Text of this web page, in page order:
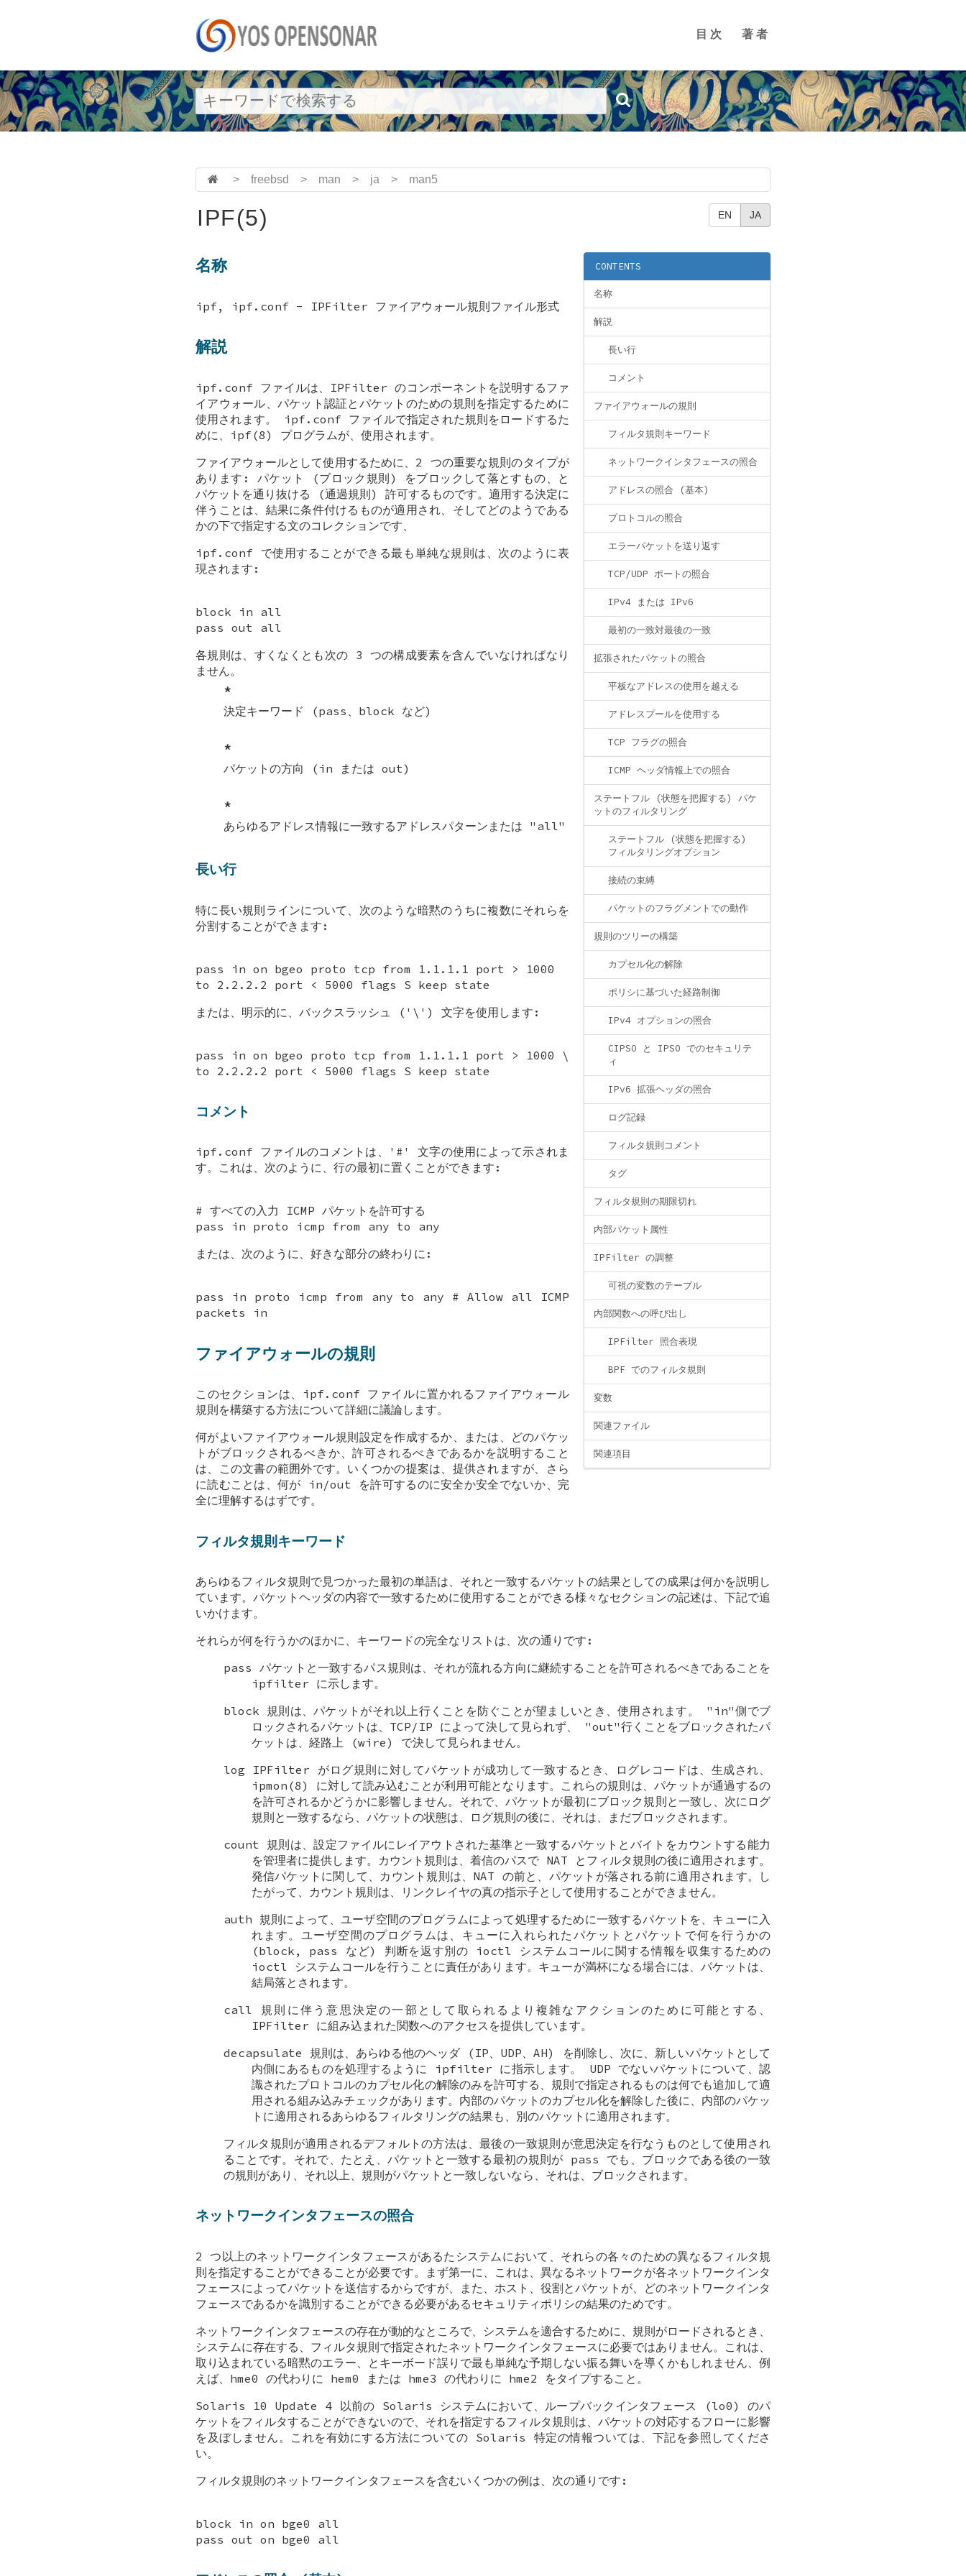
目次 著者
> freebsd > man > ja > man5
EN JA
IPF(5)
CONTENTS
名称
解説
長い行
コメント
ファイアウォールの規則
フィルタ規則キーワード
ネットワークインタフェースの照合
アドレスの照合 (基本)
プロトコルの照合
エラーパケットを送り返す
TCP/UDP ポートの照合
IPv4 または IPv6
最初の一致対最後の一致
拡張されたパケットの照合
平板なアドレスの使用を越える
アドレスプールを使用する
TCP フラグの照合
ICMP ヘッダ情報上での照合
ステートフル (状態を把握する) パケ
ットのフィルタリング
ステートフル (状態を把握する)
フィルタリングオプション
接続の束縛
パケットのフラグメントでの動作
規則のツリーの構築
カプセル化の解除
ポリシに基づいた経路制御
IPv4 オプションの照合
CIPSO と IPSO でのセキュリテ
ィ
IPv6 拡張ヘッダの照合
ログ記録
フィルタ規則コメント
タグ
フィルタ規則の期限切れ
内部パケット属性
IPFilter の調整
可視の変数のテーブル
内部関数への呼び出し
IPFilter 照合表現
BPF でのフィルタ規則
変数
関連ファイル
関連項目
名称
ipf, ipf.conf - IPFilter ファイアウォール規則ファイル形式
解説
ipf.conf ファイルは、IPFilter のコンポーネントを説明するファ
イアウォール、パケット認証とパケットのための規則を指定するために
使用されます。 ipf.conf ファイルで指定された規則をロードするた
めに、ipf(8) プログラムが、使用されます。
ファイアウォールとして使用するために、2 つの重要な規則のタイプが
あります: パケット (ブロック規則) をブロックして落とすもの、と
パケットを通り抜ける (通過規則) 許可するものです。適用する決定に
伴うことは、結果に条件付けるものが適用され、そしてどのようである
かの下で指定する文のコレクションです、
ipf.conf で使用することができる最も単純な規則は、次のように表
現されます:
block in all
pass out all
各規則は、すくなくとも次の 3 つの構成要素を含んでいなければなり
ません。
*
決定キーワード (pass、block など)
*
パケットの方向 (in または out)
*
あらゆるアドレス情報に一致するアドレスパターンまたは "all"
長い行
特に長い規則ラインについて、次のような暗黙のうちに複数にそれらを
分割することができます:
pass in on bgeo proto tcp from 1.1.1.1 port > 1000
to 2.2.2.2 port < 5000 flags S keep state
または、明示的に、バックスラッシュ ('\') 文字を使用します:
pass in on bgeo proto tcp from 1.1.1.1 port > 1000 \
to 2.2.2.2 port < 5000 flags S keep state
コメント
ipf.conf ファイルのコメントは、'#' 文字の使用によって示されま
す。これは、次のように、行の最初に置くことができます:
# すべての入力 ICMP パケットを許可する
pass in proto icmp from any to any
または、次のように、好きな部分の終わりに:
pass in proto icmp from any to any # Allow all ICMP
packets in
ファイアウォールの規則
このセクションは、ipf.conf ファイルに置かれるファイアウォール
規則を構築する方法について詳細に議論します。
何がよいファイアウォール規則設定を作成するか、または、どのパケッ
トがブロックされるべきか、許可されるべきであるかを説明すること
は、この文書の範囲外です。いくつかの提案は、提供されますが、さら
に読むことは、何が in/out を許可するのに安全か安全でないか、完
全に理解するはずです。
フィルタ規則キーワード
あらゆるフィルタ規則で見つかった最初の単語は、それと一致するパケットの結果としての成果は何かを説明し
ています。パケットヘッダの内容で一致するために使用することができる様々なセクションの記述は、下記で追
いかけます。
それらが何を行うかのほかに、キーワードの完全なリストは、次の通りです:
pass パケットと一致するパス規則は、それが流れる方向に継続することを許可されるべきであることを
ipfilter に示します。
block 規則は、パケットがそれ以上行くことを防ぐことが望ましいとき、使用されます。 "in"側でブ
ロックされるパケットは、TCP/IP によって決して見られず、 "out"行くことをブロックされたパ
ケットは、経路上 (wire) で決して見られません。
log IPFilter がログ規則に対してパケットが成功して一致するとき、ログレコードは、生成され、
ipmon(8) に対して読み込むことが利用可能となります。これらの規則は、パケットが通過するの
を許可されるかどうかに影響しません。それで、パケットが最初にブロック規則と一致し、次にログ
規則と一致するなら、パケットの状態は、ログ規則の後に、それは、まだブロックされます。
count 規則は、設定ファイルにレイアウトされた基準と一致するパケットとバイトをカウントする能力
を管理者に提供します。カウント規則は、着信のパスで NAT とフィルタ規則の後に適用されます。
発信パケットに関して、カウント規則は、NAT の前と、パケットが落される前に適用されます。し
たがって、カウント規則は、リンクレイヤの真の指示子として使用することができません。
auth 規則によって、ユーザ空間のプログラムによって処理するために一致するパケットを、キューに入
れます。ユーザ空間のプログラムは、キューに入れられたパケットとパケットで何を行うかの
(block, pass など) 判断を返す別の ioctl システムコールに関する情報を収集するための
ioctl システムコールを行うことに責任があります。キューが満杯になる場合には、パケットは、
結局落とされます。
call 規則に伴う意思決定の一部として取られるより複雑なアクションのために可能とする、
IPFilter に組み込まれた関数へのアクセスを提供しています。
decapsulate 規則は、あらゆる他のヘッダ (IP、UDP、AH) を削除し、次に、新しいパケットとして
内側にあるものを処理するように ipfilter に指示します。 UDP でないパケットについて、認
識されたプロトコルのカプセル化の解除のみを許可する、規則で指定されるものは何でも追加して適
用される組み込みチェックがあります。内部のパケットのカプセル化を解除した後に、内部のパケッ
トに適用されるあらゆるフィルタリングの結果も、別のパケットに適用されます。
フィルタ規則が適用されるデフォルトの方法は、最後の一致規則が意思決定を行なうものとして使用され
ることです。それで、たとえ、パケットと一致する最初の規則が pass でも、ブロックである後の一致
の規則があり、それ以上、規則がパケットと一致しないなら、それは、ブロックされます。
ネットワークインタフェースの照合
2 つ以上のネットワークインタフェースがあるたシステムにおいて、それらの各々のための異なるフィルタ規
則を指定することができることが必要です。まず第一に、これは、異なるネットワークが各ネットワークインタ
フェースによってパケットを送信するからですが、また、ホスト、役割とパケットが、どのネットワークインタ
フェースであるかを識別することができる必要があるセキュリティポリシの結果のためです。
ネットワークインタフェースの存在が動的なところで、システムを適合するために、規則がロードされるとき、
システムに存在する、フィルタ規則で指定されたネットワークインタフェースに必要ではありません。これは、
取り込まれている暗黙のエラー、とキーボード誤りで最も単純な予期しない振る舞いを導くかもしれません、例
えば、hme0 の代わりに hem0 または hme3 の代わりに hme2 をタイプすること。
Solaris 10 Update 4 以前の Solaris システムにおいて、ループバックインタフェース (lo0) のパ
ケットをフィルタすることができないので、それを指定するフィルタ規則は、パケットの対応するフローに影響
を及ぼしません。これを有効にする方法についての Solaris 特定の情報ついては、下記を参照してくださ
い。
フィルタ規則のネットワークインタフェースを含むいくつかの例は、次の通りです:
block in on bge0 all
pass out on bge0 all